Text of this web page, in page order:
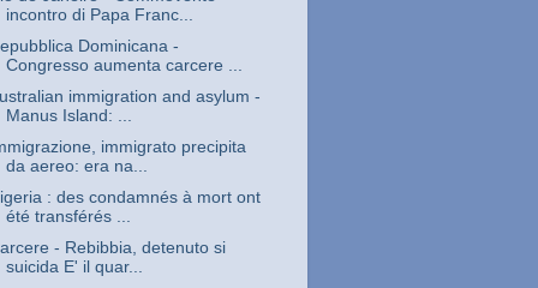
incontro di Papa Franc...
Dominicana -
Congresso aumenta carcere ...
immigration and asylum -
Manus Island: ...
immigrato precipita
da aereo: era na...
: des condamnés à mort ont
été transférés ...
- Rebibbia, detenuto si
suicida E' il quar...